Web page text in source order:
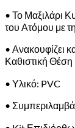
• Το Μαξιλάρι
του Ατόμου με
• Ανακουφίζει
Καθιστική Θέση
• Υλικό: PVC
•